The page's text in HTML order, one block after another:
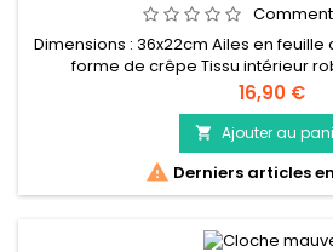
Dimensions : 36x22cm Ailes en
forme de crêpe Tissu intérieur
néerlandaise
Prix
16,90 €
 Ajouter au
 Derniers articles